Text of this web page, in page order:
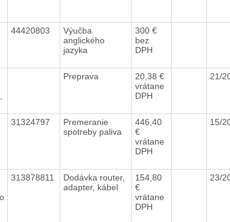
44420803
Výučba
anglického
jazyka
300 €
bez
DPH
Preprava
20,38 €
vrátane
DPH
21/
31324797
Premeranie
spotreby paliva
446,40
€
vrátane
DPH
15/
313878811
Dodávka router,
adapter, kábel
154,80
€
vrátane
DPH
23/